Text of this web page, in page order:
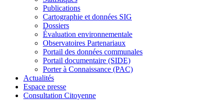
Publications
Cartographie et données SIG
Dossiers
Évaluation environnementale
Observatoires Partenariaux
Portail des données communales
Portail documentaire (SIDE)
Porter à Connaissance (PAC)
Actualités
Espace presse
Consultation Citoyenne